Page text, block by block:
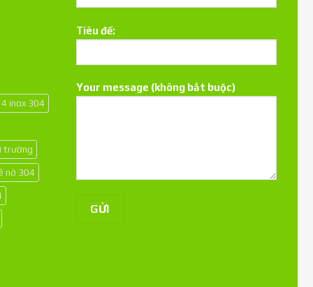
inox 304
trường
nở 304
Tiêu đề:
Your message (không bắt buộc)